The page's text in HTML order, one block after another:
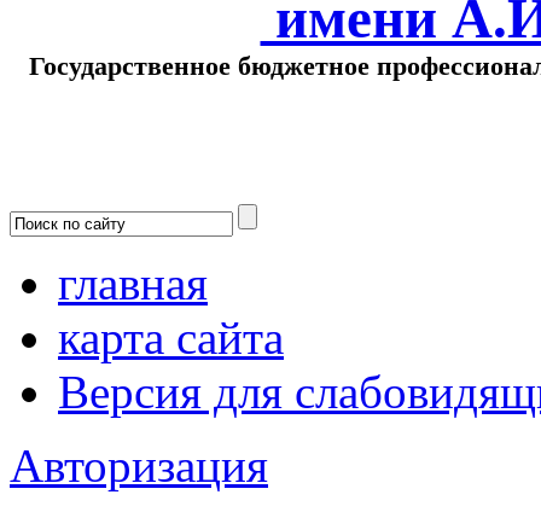
имени
Государственное бюджетное
главная
карта сайта
Версия для
Авторизация